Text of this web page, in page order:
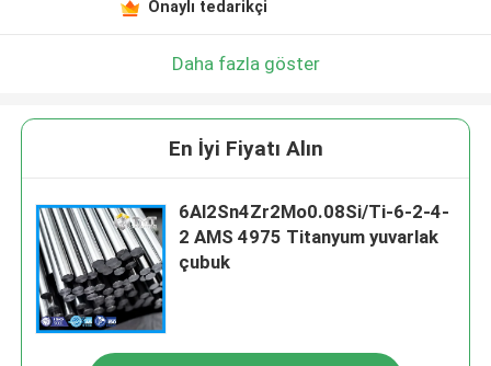
Onaylı tedarikçi
Daha fazla göster
En İyi Fiyatı Alın
6Al2Sn4Zr2Mo0.08Si/Ti-6-2-4-
2 AMS 4975 Titanyum yuvarlak
çubuk